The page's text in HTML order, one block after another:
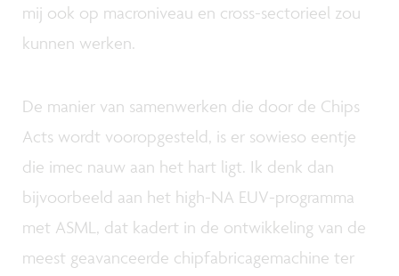
mij ook op macroniveau en cross-sectorieel zou
kunnen werken.
De manier van samenwerken die door de Chips
Acts wordt vooropgesteld, is er sowieso eentje
die imec nauw aan het hart ligt. Ik denk dan
bijvoorbeeld aan het high-NA EUV-programma
met ASML, dat kadert in de ontwikkeling van de
meest geavanceerde chipfabricagemachine ter